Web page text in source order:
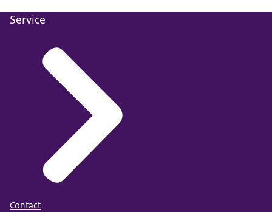
Service
Contact